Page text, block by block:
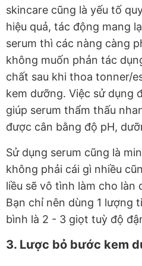
skincare cũng là yếu tố
hiệu quả, tác động mang
serum thì các nàng càng
không muốn phản tác
chất sau khi thoa tonner/
kem dưỡng. Việc sử dụng
giúp serum thẩm thấu
được cân bằng độ pH,
Sử dụng serum cũng là
không phải cái gì nhiều
liều sẽ vô tình làm cho làn
Bạn chỉ nên dùng 1 lượng
bình là 2 - 3 giọt tuỳ độ
3. Lược bỏ bước kem